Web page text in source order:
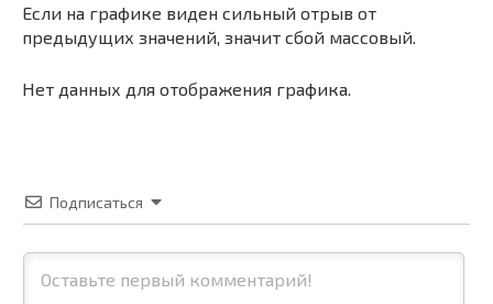
Если на графике виден сильный отрыв от
предыдущих значений, значит сбой массовый.
Нет данных для отображения графика.
Подписаться